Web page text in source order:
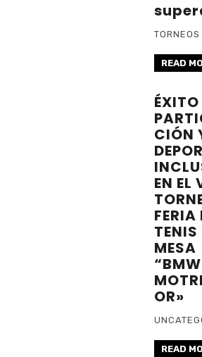
TORNEOS
READ
ÉXITO
CIÓN
EN EL
FERIA
TENIS
MESA
OR»
READ